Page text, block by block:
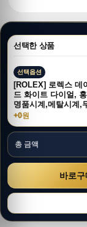
선택한 상품
선택옵션
[ROLEX] 로렉스 데
드 화이트 다이얼,
명품시계,메탈시계,
+0원
총 금액